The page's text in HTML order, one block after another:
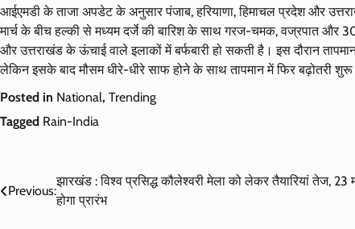
आईएमडी के ताजा अपडेट के अनुसार पंजाब, हरियाणा, हिमाचल प्रदेश और
मार्च के बीच हल्की से मध्यम दर्जे की बारिश के साथ गरज-चमक, वज्रपात और
और उत्तराखंड के ऊंचाई वाले इलाकों में बर्फबारी हो सकती है। इस दौरान
लेकिन इसके बाद मौसम धीरे-धीरे साफ होने के साथ तापमान में फिर बढ़ोतरी
Posted in National, Trending
Tagged Rain-India
Post
navigation
Previous:
झारखंड : विश्व प्रसिद्ध कौलेश्वरी मेला को लेकर तैयारियां तेज, 23
होगा प्रारंभ